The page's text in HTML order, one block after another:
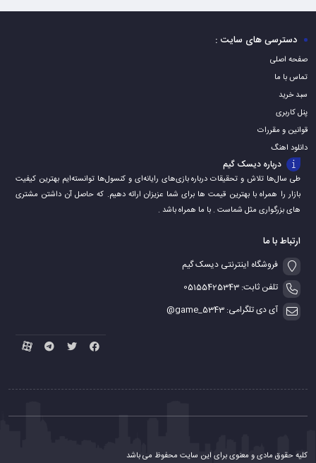
به
دسترسی های سایت :
صفحه اصلی
تماس با ما
سبد خرید
پنل کاربری
قوانین و مقررات
دانلود اهنگ
درباره دیسک گیم
طی سال‌ها تلاش و تحقیقات درباره بازی‌های رایانه‌ای و کنسول‌ها توانسته‌ایم بهترین کیفیت
بازار را همراه با بهترین قیمت ها برای شما عزیزان ارائه دهیم. که حاصل آن داشتن مشتری
های بزرگواری مثل شماست . با ما همراه باشد .
ارتباط با ما
فروشگاه اینترنتی دیسک گیم
تلفن ثابت: 05155425343
آی دی تلگرامی: game_5343@
کلیه حقوق مادی و معنوی برای این سایت محفوظ می باشد